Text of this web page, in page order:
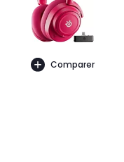
Comparer